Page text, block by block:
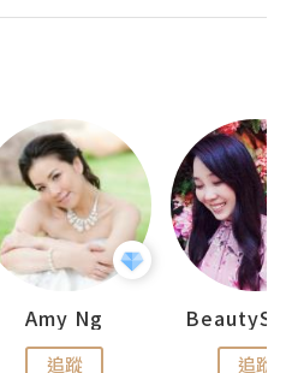
Amy Ng
追蹤 追蹤